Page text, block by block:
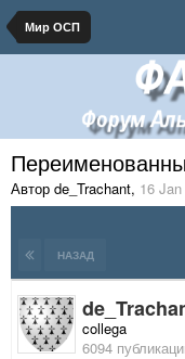
Мир ОСП
Автор de_Trachant, 16
НАЗАД
collega
6094